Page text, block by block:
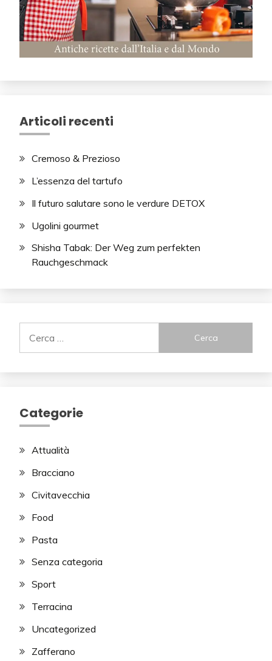
Articoli recenti
Cremoso & Prezioso
L’essenza del tartufo
Il futuro salutare sono le verdure DETOX
Ugolini gourmet
Shisha Tabak: Der Weg zum perfekten
Rauchgeschmack
per:
Categorie
Attualità
Bracciano
Civitavecchia
Food
Pasta
Senza categoria
Sport
Terracina
Uncategorized
Zafferano